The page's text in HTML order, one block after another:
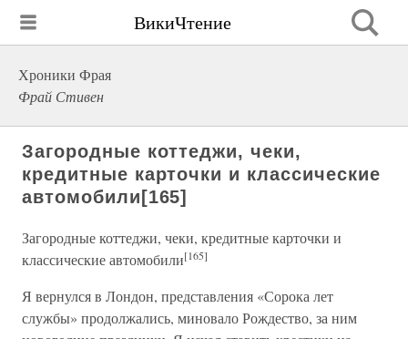
ВикиЧтение
Хроники Фрая
Фрай Стивен
Загородные коттеджи, чеки,
кредитные карточки и классические
автомобили[165]
Загородные коттеджи, чеки, кредитные карточки и
классические автомобили[165]
Я вернулся в Лондон, представления «Сорока лет
службы» продолжались, миновало Рождество, за ним